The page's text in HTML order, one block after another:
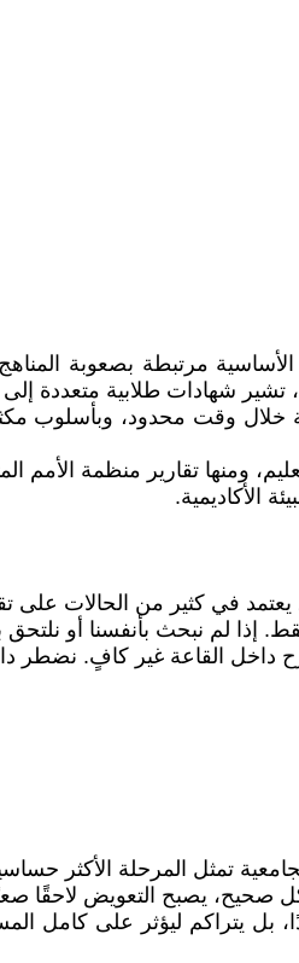
مرتبطة بصعوبة
تشير شهادات طلابية متعددة
خلال وقت محدود، وبأسلوب
الأكاديمية.
في كثير من الحالات على
لم نبحث بأنفسنا أو
داخل القاعة غير كافٍ. نضطر
تمثل المرحلة الأكثر
يصبح التعويض لاحقًا
بل يتراكم ليؤثر على كامل